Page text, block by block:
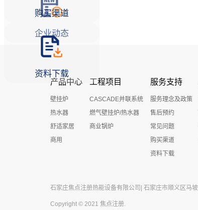
购买渠道
资料下载
企业动态
产品中心
壁挂炉
热水器
舒适家居
商用
工程项目
CASCADE并联系统
燃气壁挂炉/热水器
商业锅炉
服务支持
服务理念及政策
售后预约
常见问题
购买渠道
资料下载
石家庄焦点注册热能设备有限公司| 石家庄市顺义区马
Copyright © 2021 焦点注册.